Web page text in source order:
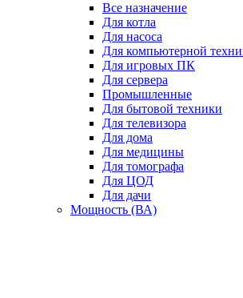
Все назначение
Для котла
Для насоса
Для компьютерной
Для игровых ПК
Для сервера
Промышленные
Для бытовой техники
Для телевизора
Для дома
Для медицины
Для томографа
Для ЦОД
Для дачи
Мощность (ВА)